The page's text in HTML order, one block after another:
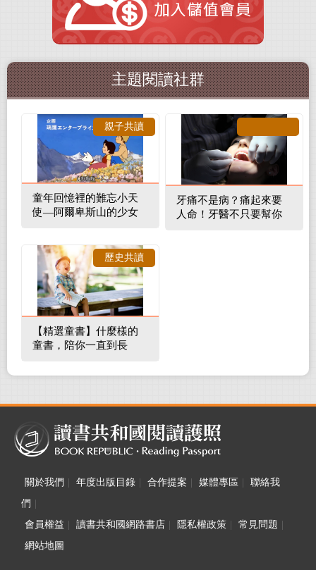
主題閱讀社群
童年回憶裡的難忘小天
使—阿爾卑斯山的少女
親子共讀
牙痛不是病？痛起來要
人命！牙醫不只要幫你
【精選童書】什麼樣的
童書，陪你一直到長
歷史共讀
關於我們 年度出版目錄 合作提案 媒體專區
聯絡我
們
會員權益
讀書共和國網路書店 隱私權政策 常見問題
網站地圖